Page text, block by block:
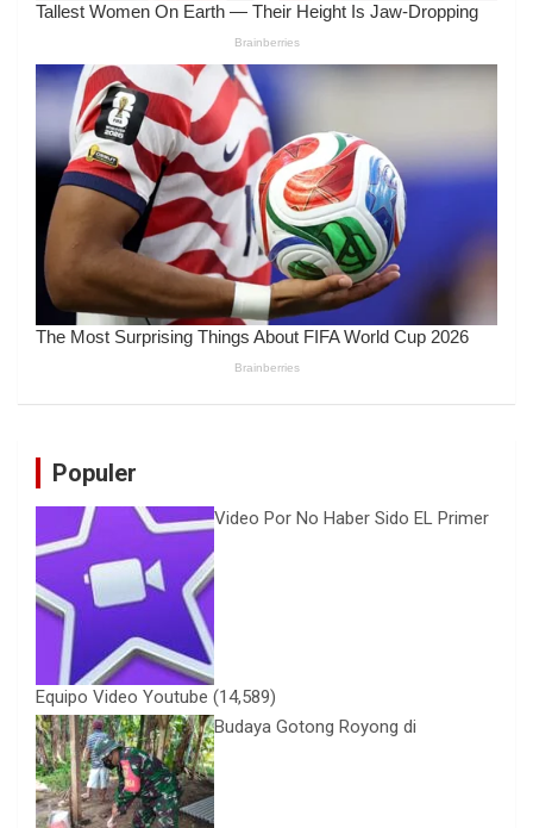
Populer
Video Por No Haber Sido EL Primer
Equipo Video Youtube (14,589)
Budaya Gotong Royong di